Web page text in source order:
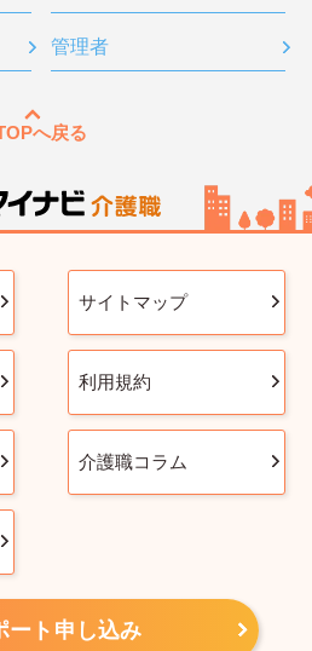
管理者
へ戻る
サイトマップ
利用規約
介護職コラム
ート申し込み